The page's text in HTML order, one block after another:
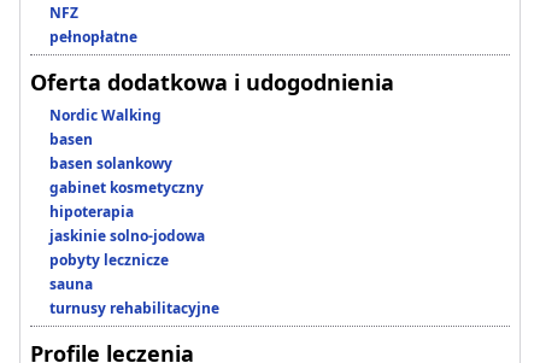
NFZ
pełnopłatne
Oferta dodatkowa i udogodnienia
Nordic Walking
basen
basen solankowy
gabinet kosmetyczny
hipoterapia
jaskinie solno-jodowa
pobyty lecznicze
sauna
turnusy rehabilitacyjne
Profile leczenia